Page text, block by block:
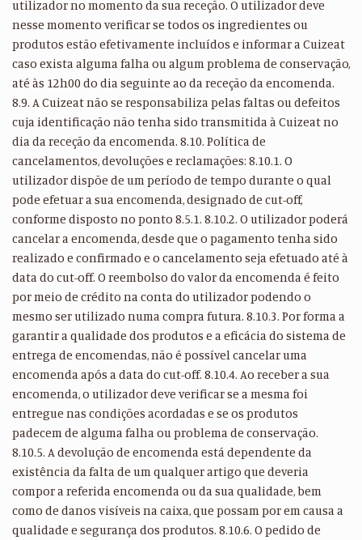
utilizador no momento da sua receção. O utilizador deve
nesse momento verificar se todos os ingredientes ou
produtos estão efetivamente incluídos e informar a Cuizeat
caso exista alguma falha ou algum problema de conservação,
até às 12h00 do dia seguinte ao da receção da encomenda.
8.9. A Cuizeat não se responsabiliza pelas faltas ou defeitos
cuja identificação não tenha sido transmitida à Cuizeat no
dia da receção da encomenda. 8.10. Política de
cancelamentos, devoluções e reclamações: 8.10.1. O
utilizador dispõe de um período de tempo durante o qual
pode efetuar a sua encomenda, designado de cut-off,
conforme disposto no ponto 8.5.1. 8.10.2. O utilizador poderá
cancelar a encomenda, desde que o pagamento tenha sido
realizado e confirmado e o cancelamento seja efetuado até à
data do cut-off. O reembolso do valor da encomenda é feito
por meio de crédito na conta do utilizador podendo o
mesmo ser utilizado numa compra futura. 8.10.3. Por forma a
garantir a qualidade dos produtos e a eficácia do sistema de
entrega de encomendas, não é possível cancelar uma
encomenda após a data do cut-off. 8.10.4. Ao receber a sua
encomenda, o utilizador deve verificar se a mesma foi
entregue nas condições acordadas e se os produtos
padecem de alguma falha ou problema de conservação.
8.10.5. A devolução de encomenda está dependente da
existência da falta de um qualquer artigo que deveria
compor a referida encomenda ou da sua qualidade, bem
como de danos visíveis na caixa, que possam por em causa a
qualidade e segurança dos produtos. 8.10.6. O pedido de